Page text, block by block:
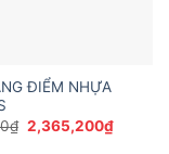
ĐIỂM NHỰA
₫ Giá
gốc
2,365,200₫Giá
hiện